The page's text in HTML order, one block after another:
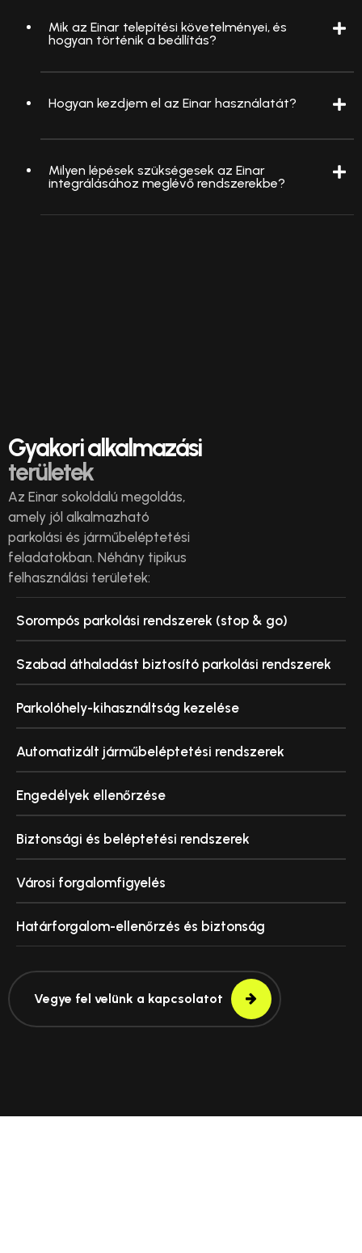
Mik az Einar telepítési követelményei, és
hogyan történik a beállítás?
Hogyan kezdjem el az Einar használatát?
Milyen lépések szükségesek az Einar
integrálásához meglévő rendszerekbe?
Gyakori alkalmazási
területek
Az Einar sokoldalú megoldás,
amely jól alkalmazható
parkolási és járműbeléptetési
feladatokban. Néhány tipikus
felhasználási területek:
Sorompós parkolási rendszerek (stop & go)
Szabad áthaladást biztosító parkolási rendszerek
Parkolóhely-kihasználtság kezelése
Automatizált járműbeléptetési rendszerek
Engedélyek ellenőrzése
Biztonsági és beléptetési rendszerek
Városi forgalomfigyelés
Határforgalom-ellenőrzés és biztonság
Vegye fel velünk a kapcsolatot